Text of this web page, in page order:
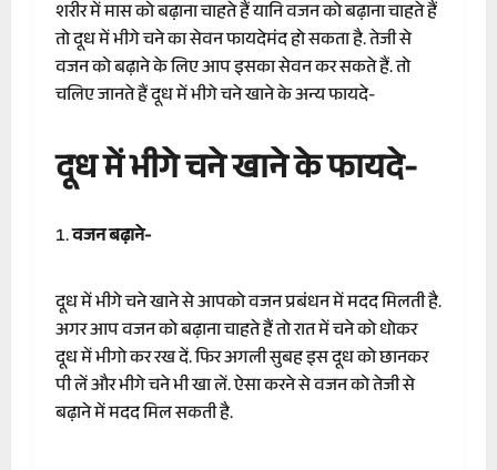
शरीर में मास को बढ़ाना चाहते हैं यानि वजन को बढ़ाना चाहते हैं
तो दूध में भीगे चने का सेवन फायदेमंद हो सकता है. तेजी से
वजन को बढ़ाने के लिए आप इसका सेवन कर सकते हैं. तो
चलिए जानते हैं दूध में भीगे चने खाने के अन्य फायदे-
दूध में भीगे चने खाने के फायदे-
वजन बढ़ाने-
दूध में भीगे चने खाने से आपको वजन प्रबंधन में मदद मिलती है.
अगर आप वजन को बढ़ाना चाहते हैं तो रात में चने को धोकर
दूध में भीगो कर रख दें. फिर अगली सुबह इस दूध को छानकर
पी लें और भीगे चने भी खा लें. ऐसा करने से वजन को तेजी से
बढ़ाने में मदद मिल सकती है.